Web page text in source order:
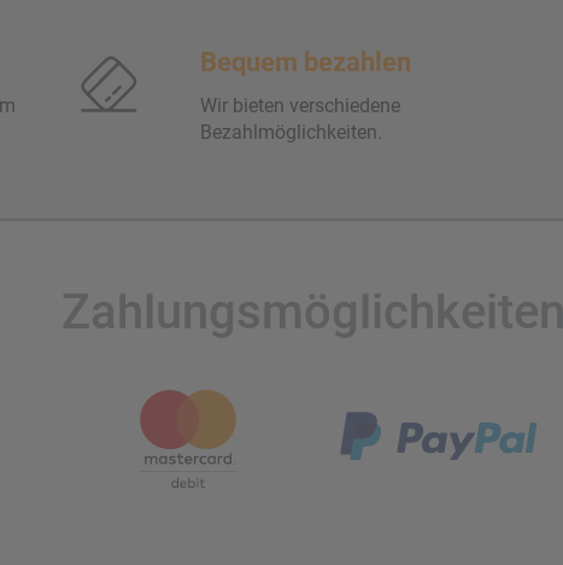
Bequem bezahlen
Wir bieten verschiedene
Bezahlmöglichkeiten.
Zahlungsmöglichkeiten